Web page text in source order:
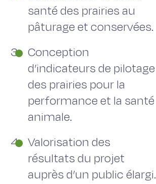
santé des prairies au
pâturage et conservées.
Conception
d’indicateurs de pilotage
des prairies pour la
performance et la santé
animale.
Valorisation des
résultats du projet
auprès d’un public élargi.